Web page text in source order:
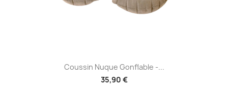
Coussin Nuque Gonflable -...
35,90 €